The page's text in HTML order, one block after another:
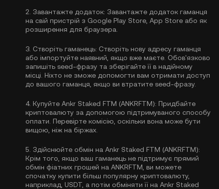
2. Завантажте додаток: Завантажте додаток гаманця
на свій пристрій з Google Play Store, App Store або як
розширення для браузера.
3. Створіть гаманець: Створіть нову адресу гаманця
або імпортуйте наявний, якщо вже маєте. Обов'язково
запишіть seed-фразу та зберігайте її в надійному
місці. Ніхто не зможе допомогти вам отримати доступ
до вашого гаманця, якщо ви втратите seed-фразу.
4. Купуйте Ankr Staked FTM (ANKRFTM): Придбайте
криптовалюту за допомогою підтримуваного способу
оплати. Перевірте комісію, оскільки вона може бути
вищою, ніж на біржах.
5. Здійснюйте обмін на Ankr Staked FTM (ANKRFTM):
Крім того, якщо ваш гаманець не підтримує прямий
обмін фіатних грошей на ANKRFTM, ви можете
спочатку купити більш популярну криптовалюту,
наприклад, USDT, а потім обміняти її на Ankr Staked